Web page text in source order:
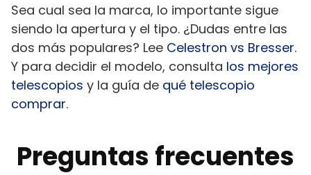
Sea cual sea la marca, lo importante sigue
siendo la apertura y el tipo. ¿Dudas entre las
dos más populares? Lee Celestron vs Bresser.
Y para decidir el modelo, consulta los mejores
telescopios y la guía de qué telescopio
comprar.
Preguntas frecuentes